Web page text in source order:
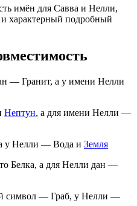
имён для Савва и Нелли,
характерный подробный
— Гранит, а у имени Нелли
Нептун, а для имени Нелли —
у Нелли — Вода и Земля
Белка, а для Нелли дан —
символ — Граб, у Нелли —